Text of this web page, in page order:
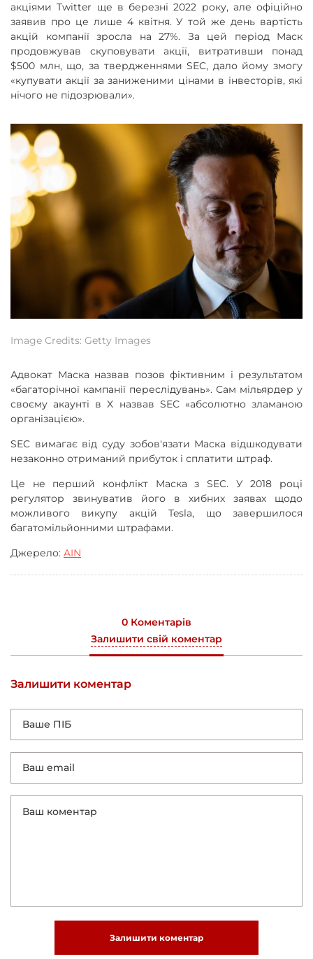
акціями Twitter ще в березні 2022 року, але офіційно
заявив про це лише 4 квітня. У той же день вартість
акцій компанії зросла на 27%. За цей період Маск
продовжував скуповувати акції, витративши понад
$500 млн, що, за твердженнями SEC, дало йому змогу
«купувати акції за заниженими цінами в інвесторів, які
нічого не підозрювали».
Image Credits: Getty Images
Адвокат Маска назвав позов фіктивним і результатом
«багаторічної кампанії переслідувань». Сам мільярдер у
своєму акаунті в X назвав SEC «абсолютно зламаною
організацією».
SEC вимагає від суду зобов'язати Маска відшкодувати
незаконно отриманий прибуток і сплатити штраф.
Це не перший конфлікт Маска з SEC. У 2018 році
регулятор звинуватив його в хибних заявах щодо
можливого викупу акцій Tesla, що завершилося
багатомільйонними штрафами.
Джерело: AIN
0 Коментарів
Залишити свій коментар
Залишити коментар
Залишити коментар